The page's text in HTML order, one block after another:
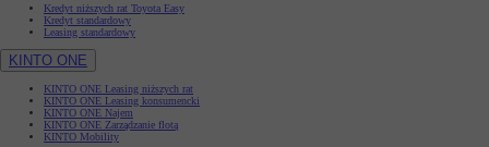
Kredyt niższych rat Toyota Easy
Kredyt standardowy
Leasing standardowy
KINTO ONE
KINTO ONE Leasing niższych rat
KINTO ONE Leasing konsumencki
KINTO ONE Najem
KINTO ONE Zarządzanie flotą
KINTO Mobility